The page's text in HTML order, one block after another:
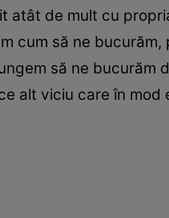
atât de mult cu
cum să ne
să ne bucurăm
alt viciu care în mod